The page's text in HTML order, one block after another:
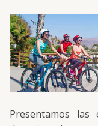
Presentamos